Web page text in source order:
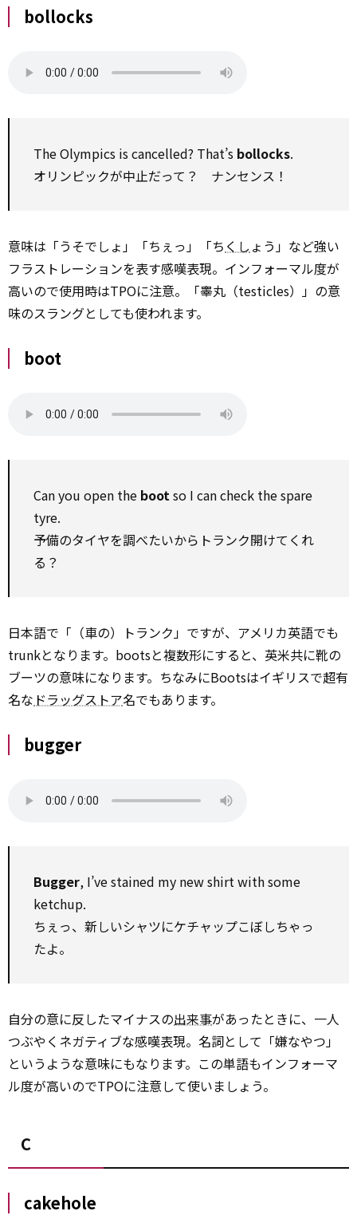
bollocks
The Olympics is cancelled? That’s bollocks.
オリンピックが中止だって？ ナンセンス！
意味は「うそでしょ」「ちぇっ」「ち くし ょう」など強い
フラストレーションを表す感嘆表現。インフォーマル度が
高いので使用時はTPOに注意。「睾丸（testicles）」の意
味のスラングとしても使われます。
boot
Can you open the bootso I can check the spare
tyre.
予備のタイヤを調べたいからトランク開けてくれ
る？
日本語で「（車の）トランク」ですが、アメリカ英語でも
trunkとなります。bootsと複数形にすると、英米共に靴の
ブーツの意味になります。ちなみにBootsはイギリスで超有
名な ドラッグストア名でもあります。
bugger
Bugger, I’ve stained my new shirt with some
ketchup.
ちぇっ、新しいシャツにケチャップこぼしちゃっ
たよ。
自分の意に反したマイナスの出来事があったときに、一人
つぶやくネガティブな感嘆表現。名詞として「嫌なやつ」
というような意味にもなります。この単語もインフォーマ
ル度が高いのでTPOに注意して使いましょう。
C
cakehole